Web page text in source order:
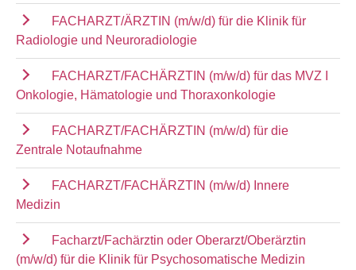
FACHARZT/ÄRZTIN (m/w/d) für die Klinik für
Radiologie und Neuroradiologie
FACHARZT/FACHÄRZTIN (m/w/d) für das MVZ I
Onkologie, Hämatologie und Thoraxonkologie
FACHARZT/FACHÄRZTIN (m/w/d) für die
Zentrale Notaufnahme
FACHARZT/FACHÄRZTIN (m/w/d) Innere
Medizin
Facharzt/Fachärztin oder Oberarzt/Oberärztin
(m/w/d) für die Klinik für Psychosomatische Medizin